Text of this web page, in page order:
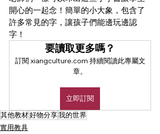
開心的一起念！簡單的小大象 ，包含了
許多常見的字，讓孩子們能邊玩邊認
字！
要讀取更多嗎？
訂閱 xiangculture.com 持續閱讀此專屬文
章。
立即訂閱
其他教材好物分享我的世界
實用教具